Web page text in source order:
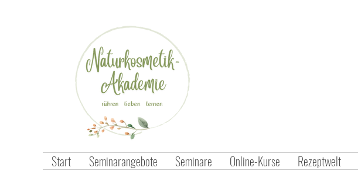
Start Seminarangebote Seminare Online-Kurse Rezeptwelt